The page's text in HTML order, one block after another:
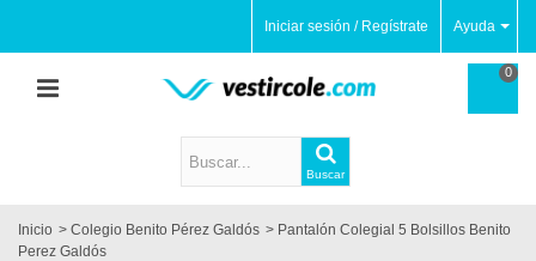
Ayuda
Iniciar sesión / Regístrate
0
Buscar
Inicio > Colegio Benito Pérez Galdós > Pantalón Colegial 5 Bolsillos Benito
Perez Galdós